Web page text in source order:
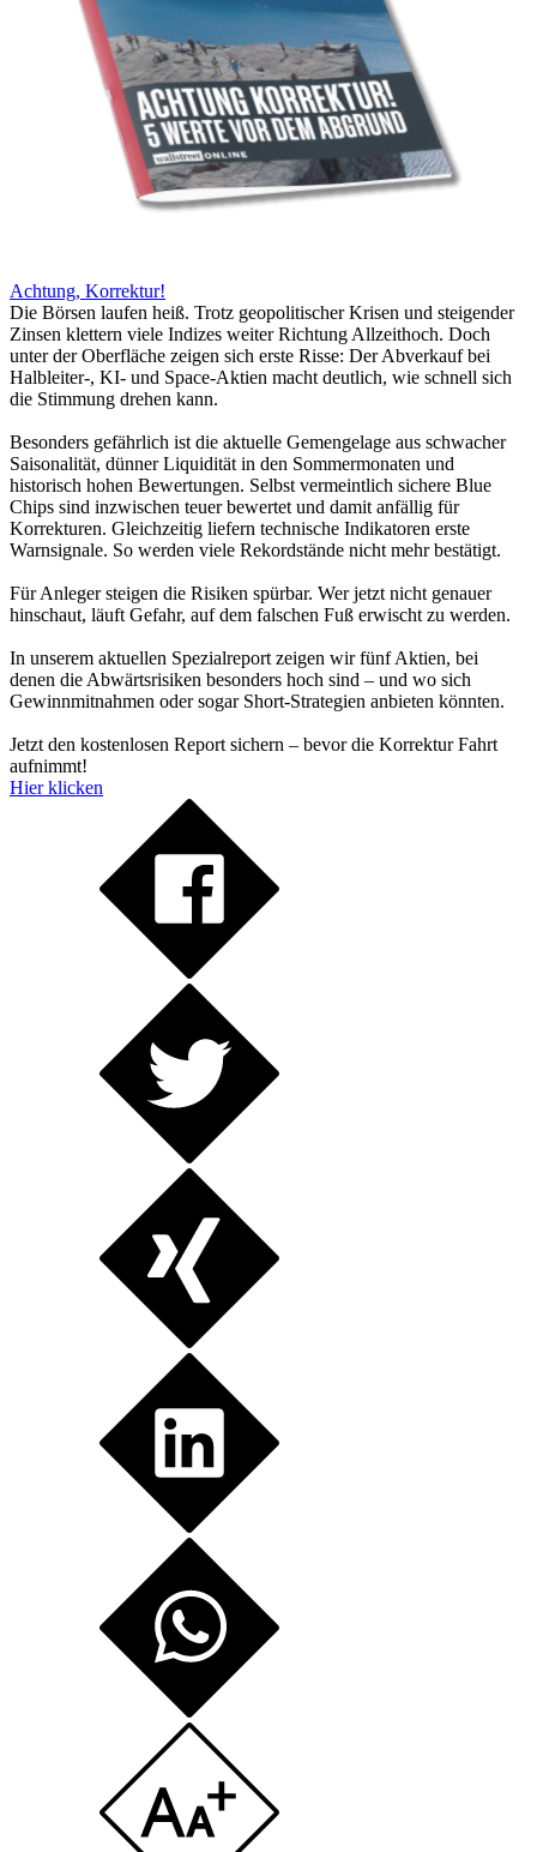
Achtung, Korrektur!
Die Börsen laufen heiß. Trotz geopolitischer Krisen und steigender
Zinsen klettern viele Indizes weiter Richtung Allzeithoch. Doch
unter der Oberfläche zeigen sich erste Risse: Der Abverkauf bei
Halbleiter-, KI- und Space-Aktien macht deutlich, wie schnell sich
die Stimmung drehen kann.
Besonders gefährlich ist die aktuelle Gemengelage aus schwacher
Saisonalität, dünner Liquidität in den Sommermonaten und
historisch hohen Bewertungen. Selbst vermeintlich sichere Blue
Chips sind inzwischen teuer bewertet und damit anfällig für
Korrekturen. Gleichzeitig liefern technische Indikatoren erste
Warnsignale. So werden viele Rekordstände nicht mehr bestätigt.
Für Anleger steigen die Risiken spürbar. Wer jetzt nicht genauer
hinschaut, läuft Gefahr, auf dem falschen Fuß erwischt zu werden.
In unserem aktuellen Spezialreport zeigen wir fünf Aktien, bei
denen die Abwärtsrisiken besonders hoch sind – und wo sich
Gewinnmitnahmen oder sogar Short-Strategien anbieten könnten.
Jetzt den kostenlosen Report sichern – bevor die Korrektur Fahrt
aufnimmt!
Hier klicken